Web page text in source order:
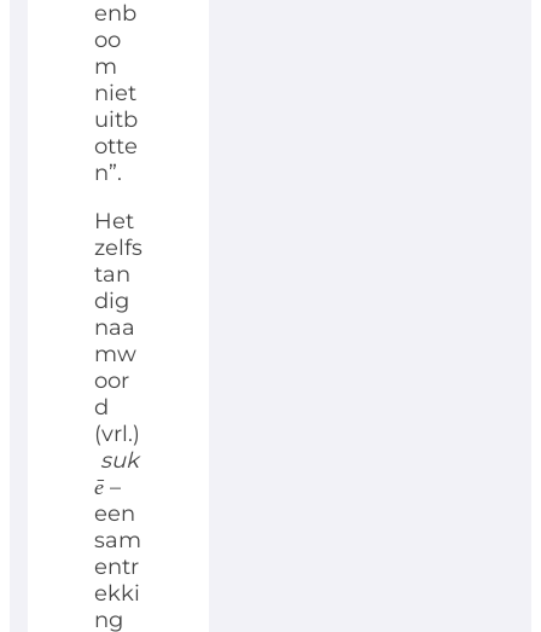
enb
oo
m
niet
uitb
otte
n”.
Het
zelfs
tan
dig
naa
mw
oor
d
(vrl.)
suk
ē –
een
sam
entr
ekki
ng